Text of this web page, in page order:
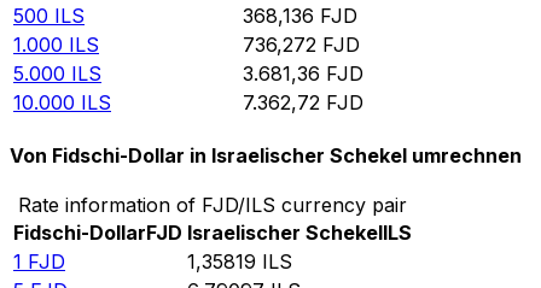
500 ILS 368,136 FJD
1.000 ILS 736,272 FJD
5.000 ILS 3.681,36 FJD
10.000 ILS 7.362,72 FJD
Von Fidschi-Dollar in Israelischer Schekel umrechnen
Rate information of FJD/ILS currency pair
Fidschi-DollarFJD Israelischer SchekelILS
1 FJD 1,35819 ILS